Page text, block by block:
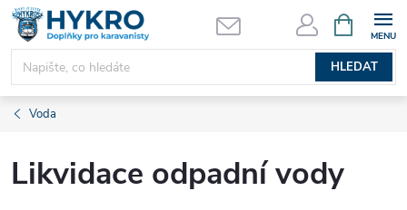
Přejít
obsah
HLEDAT
NÁKUPNÍ
KOŠÍK
Voda
Likvidace odpadní vody